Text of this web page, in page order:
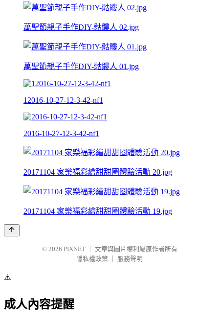
萬聖節親子手作DIY-骷髏人 02.jpg
萬聖節親子手作DIY-骷髏人 01.jpg
12016-10-27-12-3-42-nf1
2016-10-27-12-3-42-nf1
20171104 家樂福彩繪甜甜圈體驗活動 20.jpg
20171104 家樂福彩繪甜甜圈體驗活動 19.jpg
© 2026 PIXNET
文章與圖片權利屬原作者所有
隱私權政策
服務聲明
⚠️
成人內容提醒